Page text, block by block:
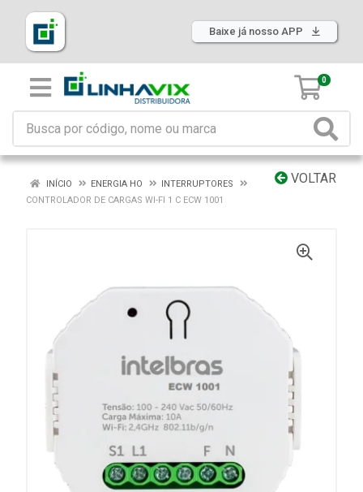
Baixe já nosso APP
0
VOLTAR
INÍCIO ENERGIA HO
INTERRUPTORES
CONTROLADOR DE CARGAS WI-FI 1 C ECW 1001